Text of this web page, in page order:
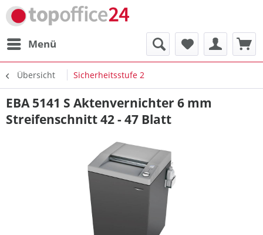
Menü
Übersicht Sicherheitsstufe 2
EBA 5141 S Aktenvernichter 6 mm
Streifenschnitt 42 - 47 Blatt